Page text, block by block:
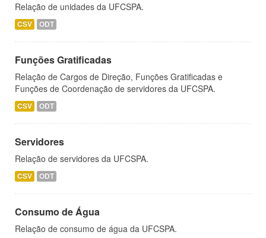
Relação de unidades da UFCSPA.
CSV ODT
Funções Gratificadas
Relação de Cargos de Direção, Funções Gratificadas e
Funções de Coordenação de servidores da UFCSPA.
CSV ODT
Servidores
Relação de servidores da UFCSPA.
CSV ODT
Consumo de Água
Relação de consumo de água da UFCSPA.